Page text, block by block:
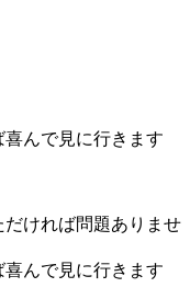
んで見に行きます
ければ問題ありませ
んで見に行きます